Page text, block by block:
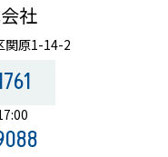
社
関原1-14-2